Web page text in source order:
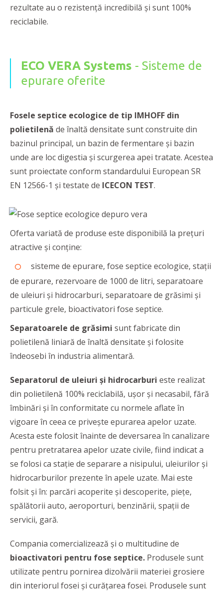
rezultate au o rezistență incredibilă și sunt 100%
reciclabile.
ECO VERA Systems - Sisteme de
epurare oferite
Fosele septice ecologice de tip IMHOFF din
polietilenă de înaltă densitate sunt construite din
bazinul principal, un bazin de fermentare și bazin
unde are loc digestia și scurgerea apei tratate. Acestea
sunt proiectate conform standardului European SR
EN 12566-1 și testate de ICECON TEST.
Oferta variată de produse este disponibilă la prețuri
atractive și conține:
sisteme de epurare, fose septice ecologice, stații
de epurare, rezervoare de 1000 de litri, separatoare
de uleiuri și hidrocarburi, separatoare de grăsimi și
particule grele, bioactivatori fose septice.
Separatoarele de grăsimi sunt fabricate din
polietilenă liniară de înaltă densitate și folosite
îndeosebi în industria alimentară.
Separatorul de uleiuri și hidrocarburi este realizat
din polietilenă 100% reciclabilă, ușor și necasabil, fără
îmbinări și în conformitate cu normele aflate în
vigoare în ceea ce privește epurarea apelor uzate.
Acesta este folosit înainte de deversarea în canalizare
pentru pretratarea apelor uzate civile, fiind indicat a
se folosi ca stație de separare a nisipului, uleiurilor și
hidrocarburilor prezente în apele uzate. Mai este
folsit și în: parcări acoperite și descoperite, piețe,
spălătorii auto, aeroporturi, benzinării, spații de
servicii, gară.
Compania comercializează și o multitudine de
bioactivatori pentru fose septice. Produsele sunt
utilizate pentru pornirea dizolvării materiei grosiere
din interiorul fosei și curățarea fosei. Produsele sunt